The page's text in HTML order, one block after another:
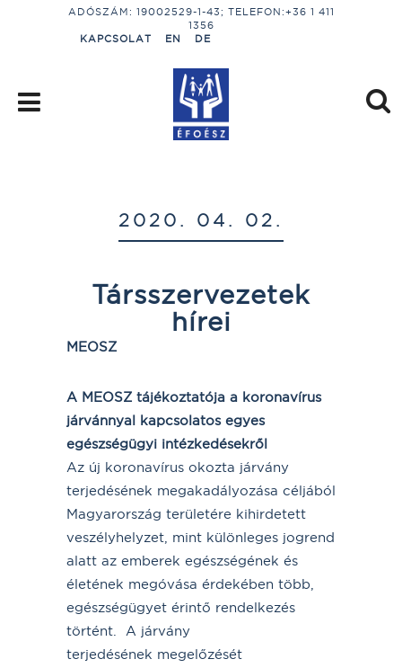
ADÓSZÁM: 19002529-1-43; TELEFON:+36 1 411
1356
KAPCSOLAT
EN DE
2020. 04. 02.
Társszervezetek
hírei
MEOSZ
A MEOSZ tájékoztatója a koronavírus
járvánnyal kapcsolatos egyes
egészségügyi intézkedésekről
Az új koronavírus okozta járvány
terjedésének megakadályozása céljából
Magyarország területére kihirdetett
veszélyhelyzet, mint különleges jogrend
alatt az emberek egészségének és
életének megóvása érdekében több,
egészségügyet érintő rendelkezés
történt. A járvány
terjedésének megelőzését